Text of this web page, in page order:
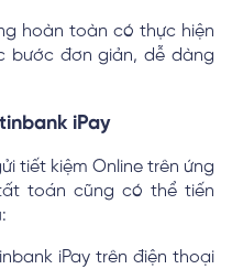
hoàn toàn có thực hiện
bước đơn giản, dễ dàng
iPay
tiết kiệm Online trên ứng
toán cũng có thể tiến
iPay trên điện thoại